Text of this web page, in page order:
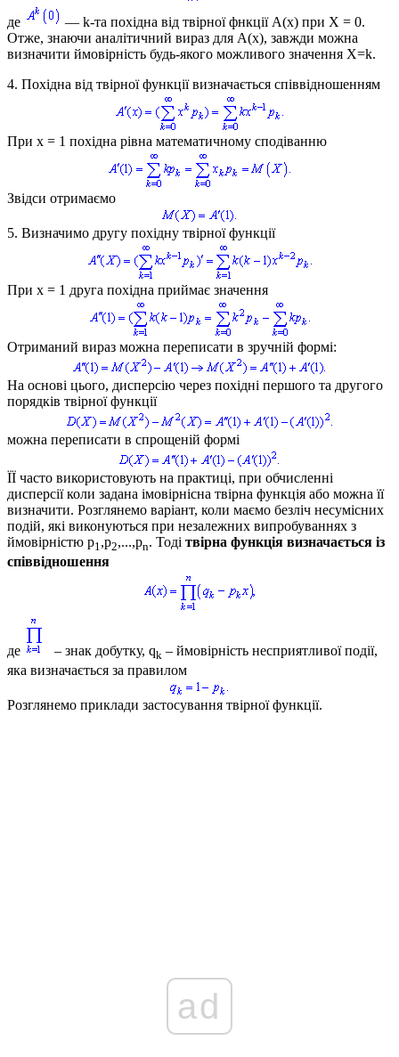
де — k-та похідна від твірної фнкції А(х) при Х = 0.
Отже, знаючи аналітичний вираз для А(х), завжди можна
визначити ймовірність будь-якого можливого значення Х=k.
4. Похідна від твірної функції визначається співвідношенням
При х = 1 похідна рівна математичному сподіванню
Звідси отримаємо
5. Визначимо другу похідну твірної функції
При х = 1 друга похідна приймає значення
Отриманий вираз можна переписати в зручній формі:
На основі цього, дисперсію через похідні першого та другого
порядків твірної функції
можна переписати в спрощеній формі
ЇЇ часто використовують на практиці, при обчисленні
дисперсії коли задана імовірнісна твірна функція або можна її
визначити. Розглянемо варіант, коли маємо безліч несумісних
подій, які виконуються при незалежних випробуваннях з
ймовірністю p1,p2,...,pn. Тоді твірна функція визначається із
співвідношення
де – знак добутку, qk – ймовірність несприятливої події,
яка визначається за правилом
Розглянемо приклади застосування твірної функції.
ad